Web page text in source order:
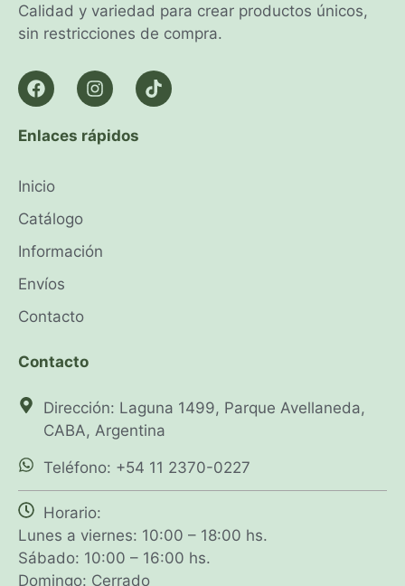
Calidad y variedad para crear productos únicos,
sin restricciones de compra.
Enlaces rápidos
Inicio
Catálogo
Información
Envíos
Contacto
Contacto
Dirección: Laguna 1499, Parque Avellaneda,
CABA, Argentina
Teléfono: +54 11 2370-0227
Horario:
Lunes a viernes: 10:00 – 18:00 hs.
Sábado: 10:00 – 16:00 hs.
Domingo: Cerrado